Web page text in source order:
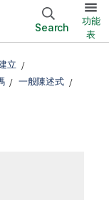
Search
功能
表
立
一般陳述式